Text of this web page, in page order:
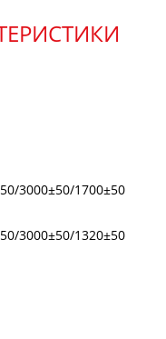
3000±50/1700±50
3000±50/1320±50